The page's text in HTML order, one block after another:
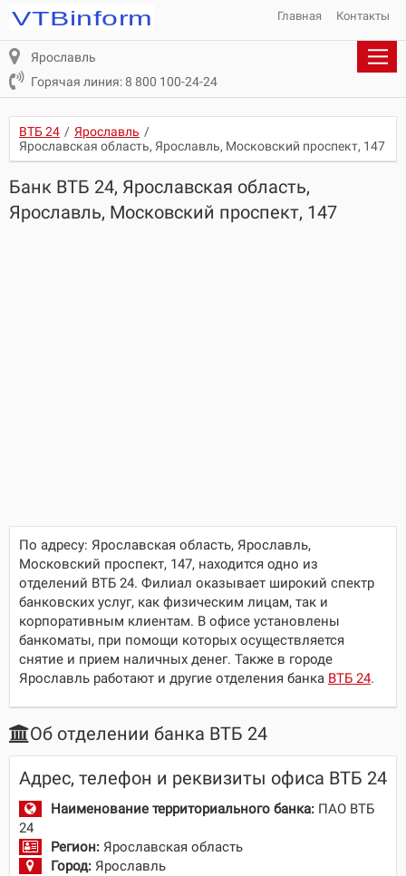
Главная Контакты
Ярославль
Горячая линия: 8 800 100-24-24
ВТБ 24 / Ярославль /
Ярославская область, Ярославль, Московский проспект, 147
Банк ВТБ 24, Ярославская область,
Ярославль, Московский проспект, 147
По адресу: Ярославская область, Ярославль,
Московский проспект, 147, находится одно из
отделений ВТБ 24. Филиал оказывает широкий спектр
банковских услуг, как физическим лицам, так и
корпоративным клиентам. В офисе установлены
банкоматы, при помощи которых осуществляется
снятие и прием наличных денег. Также в городе
Ярославль работают и другие отделения банка ВТБ 24.
Об отделении банка ВТБ 24
Адрес, телефон и реквизиты офиса ВТБ 24
Наименование территориального банка: ПАО ВТБ
24
Регион: Ярославская область
Город: Ярославль